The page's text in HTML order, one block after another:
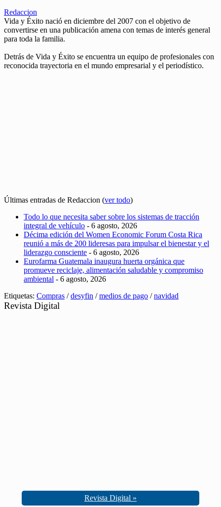
Redaccion
Vida y Éxito nació en diciembre del 2007 con el objetivo de
convertirse en una publicación amena con temas de interés general
para toda la familia.
Detrás de Vida y Éxito se encuentra un equipo de profesionales con
reconocida trayectoria en el mundo empresarial y el periodístico.
Últimas entradas de Redaccion (ver todo)
Todo lo que necesita saber sobre los sistemas de tracción
integral de vehículo - 6 agosto, 2026
Décima edición del Women Economic Forum Costa Rica
reunió a más de 200 lideresas para impulsar el bienestar y el
liderazgo consciente - 6 agosto, 2026
Eurofarma Guatemala inaugura huerta orgánica que
promueve reciclaje, alimentación saludable y compromiso
ambiental - 6 agosto, 2026
Etiquetas: Compras /desyfin /medios de pago /navidad
Revista Digital
Revista Digital »